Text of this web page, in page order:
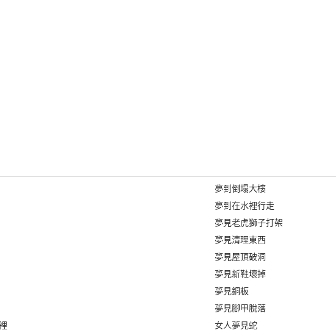
夢到倒塌大樓
夢到在水裡行走
夢見老虎獅子打架
夢見清理東西
夢見屋頂破洞
夢見新鞋壞掉
夢見銅板
夢見腳甲脫落
女人夢見蛇